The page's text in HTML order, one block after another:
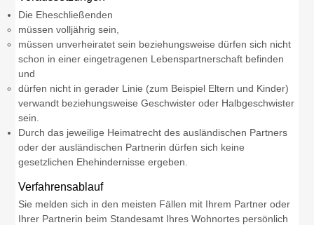
Die Eheschließenden
müssen volljährig sein,
müssen unverheiratet sein beziehungsweise dürfen sich nicht
schon in einer eingetragenen Lebenspartnerschaft befinden
und
dürfen nicht in gerader Linie (zum Beispiel Eltern und Kinder)
verwandt beziehungsweise Geschwister oder Halbgeschwister
sein.
Durch das jeweilige Heimatrecht des ausländischen Partners
oder der ausländischen Partnerin dürfen sich keine
gesetzlichen Ehehindernisse ergeben.
Verfahrensablauf
Sie melden sich in den meisten Fällen mit Ihrem Partner oder
Ihrer Partnerin beim Standesamt Ihres Wohnortes persönlich